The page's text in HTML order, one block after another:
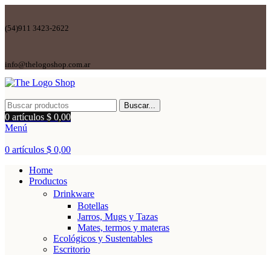
(54)911 3423-2622
info@thelogoshop.com.ar
Buscar...
0 artículos $ 0,00
Menú
0 artículos $ 0,00
Home
Productos
Drinkware
Botellas
Jarros, Mugs y Tazas
Mates, termos y materas
Ecológicos y Sustentables
Escritorio